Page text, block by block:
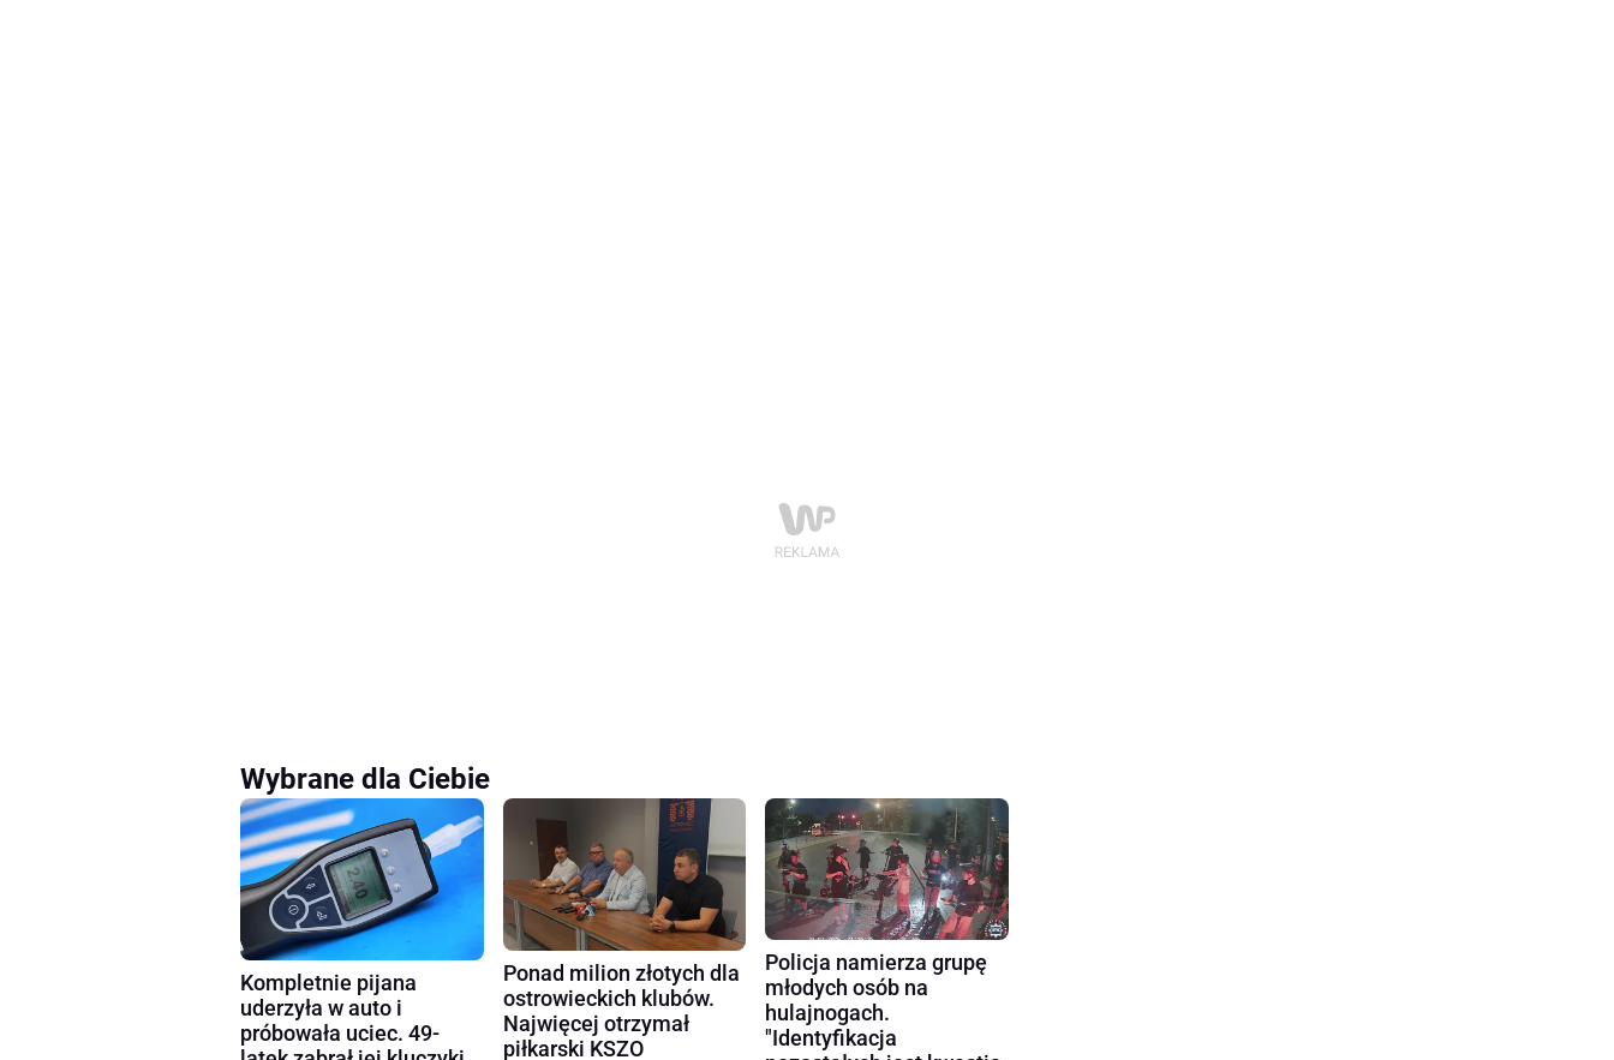
Wybrane dla Ciebie
Kompletnie pijana
uderzyła w auto i
próbowała uciec. 49-
Ponad milion złotych dla
ostrowieckich klubów.
Najwięcej otrzymał
piłkarski KSZO
Policja namierza grupę
młodych osób na
hulajnogach.
"Identyfikacja